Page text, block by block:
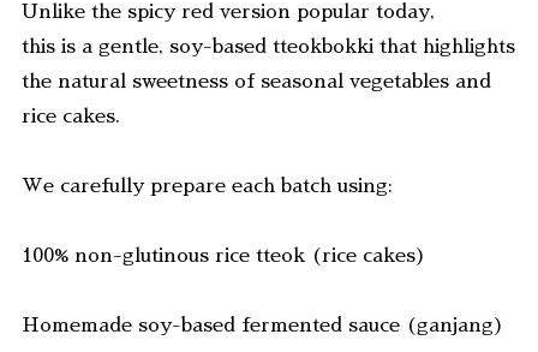
Unlike the spicy red version popular today,
this is a gentle, soy-based tteokbokki that highlights
the natural sweetness of seasonal vegetables and
rice cakes.
We carefully prepare each batch using:
100% non-glutinous rice tteok (rice cakes)
Homemade soy-based fermented sauce (ganjang)